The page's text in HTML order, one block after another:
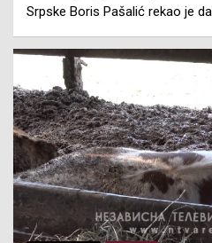
Srpske Boris Pašalić rekao je